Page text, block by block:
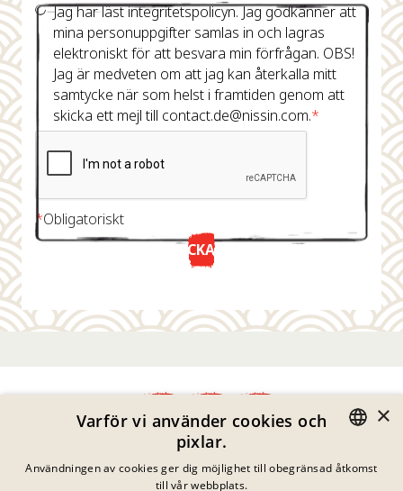
Jag har läst integritetspolicyn. Jag godkänner att
mina personuppgifter samlas in och lagras
elektroniskt för att besvara min förfrågan. OBS!
Jag är medveten om att jag kan återkalla mitt
samtycke när som helst i framtiden genom att
skicka ett mejl till contact.de@nissin.com.*
*Obligatoriskt
SKICKA NU
Integritetspolicy
Impressum
GERMAN
×
Varför vi använder cookies och
pixlar.
Användningen av cookies ger dig möjlighet till obegränsad åtkomst
till vår webbplats.